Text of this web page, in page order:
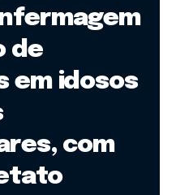
de
em idosos
com